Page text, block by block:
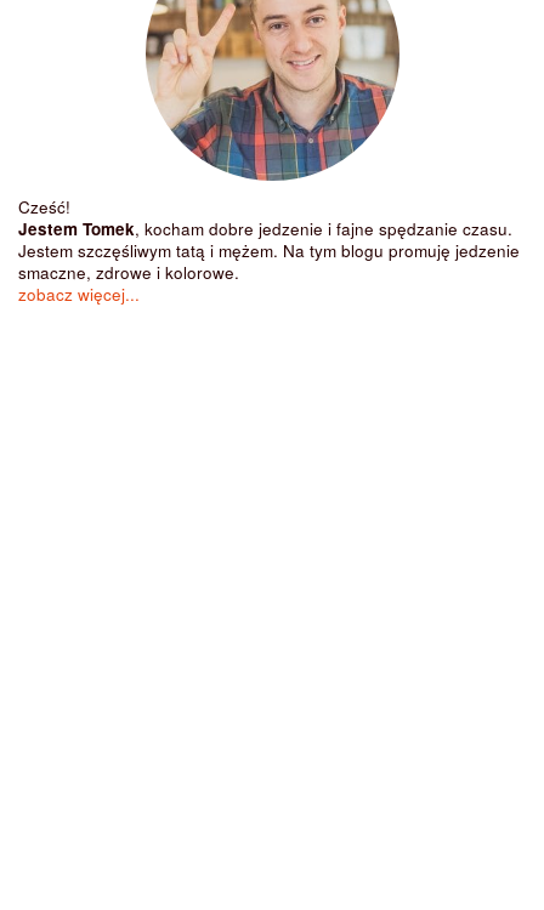
Cześć!
Jestem Tomek, kocham dobre jedzenie i fajne spędzanie czasu.
Jestem szczęśliwym tatą i mężem. Na tym blogu promuję jedzenie
smaczne, zdrowe i kolorowe.
zobacz więcej...